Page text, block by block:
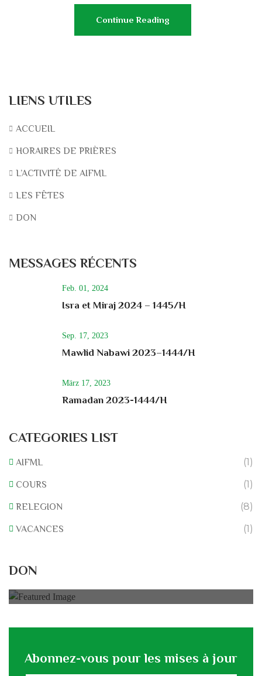
Continue Reading
LIENS UTILES
ACCUEIL
HORAIRES DE PRIÈRES
L’ACTIVITÉ DE AIFML
LES FÊTES
DON
MESSAGES RÉCENTS
Feb. 01, 2024
Isra et Miraj 2024 – 1445/H
Sep. 17, 2023
Mawlid Nabawi 2023–1444/H
März 17, 2023
Ramadan 2023-1444/H
CATEGORIES LIST
AIFML (1)
COURS (1)
RELEGION (8)
VACANCES (1)
DON
0% of
Abonnez-vous pour les mises à jour